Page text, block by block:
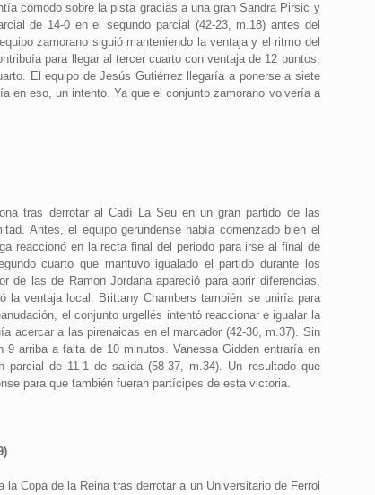
cómodo sobre la pista gracias a una gran Sandra Pirsic y
de 14-0 en el segundo parcial (42-23, m.18) antes del
zamorano siguió manteniendo la ventaja y el ritmo del
para llegar al tercer cuarto con ventaja de 12 puntos,
El equipo de Jesús Gutiérrez llegaría a ponerse a siete
en eso, un intento. Ya que el conjunto zamorano volvería a
tras derrotar al Cadí La Seu en un gran partido de las
Antes, el equipo gerundense había comenzado bien el
reaccionó en la recta final del periodo para irse al final de
cuarto que mantuvo igualado el partido durante los
de las de Ramon Jordana apareció para abrir diferencias.
la ventaja local. Brittany Chambers también se uniría para
el conjunto urgellés intentó reaccionar e igualar la
acercar a las pirenaicas en el marcador (42-36, m.37). Sin
arriba a falta de 10 minutos. Vanessa Gidden entraría en
de 11-1 de salida (58-37, m.34). Un resultado que
para que también fueran partícipes de esta victoria.
Copa de la Reina tras derrotar a un Universitario de Ferrol